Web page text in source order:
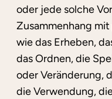
oder jede solche
Zusammenhang
wie das Erheben,
das Ordnen, die
oder Veränderung,
die Verwendung,